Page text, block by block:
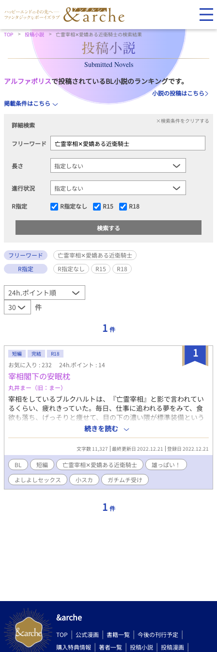
TOP 投稿小説 亡霊宰相✕愛嬌ある近衛騎士の検索結果
Submitted Novels
アルファポリスで投稿されているBL小説のランキングです。
小説の投稿はこちら
掲載条件はこちら
詳細検索
×検索条件をクリアする
フリーワード
長さ
進行状況
R指定 R指定なし R15 R18
フリーワード
亡霊宰相✕愛嬌ある近衛騎士
R指定
R指定なし R15 R18
件
1 件
1
短編 完結 R18
お気に入り : 232 24h.ポイント : 14
宰相閣下の安眠枕
丸井まー（旧：まー）
宰相をしているブルクハルトは、『亡霊宰相』と影で言われてい
るくらい、疲れきっていた。毎日、仕事に追われる夢をみて、食
欲も落ち、げっそりと痩せて、目の下の濃い隈が標準装備という
有様だった。そんなブルクハルトは、廊下でぶつかった近衛騎士
ディーターの胸筋に顔面から突っ込んだ途端、その胸筋のふかっ
とした柔らかさと謎の安心感に、ストンと寝落ちた。 亡霊宰相
（４０）✕愛嬌ある近衛騎士（２４）。 ※小スカあります！雄っ
ぱい！雄っぱい！よしよしセックス！！私が楽しいです！！ ※ム
ーンライトノベルズさんでも公開しております。
続きを読む
文字数 11,327 最終更新日 2022.12.21 登録日 2022.12.21
BL 短編 亡霊宰相✕愛嬌ある近衛騎士
雄っぱい！
よしよしセックス
小スカ ガチムチ受け
1 件
&arche
TOP 公式漫画 書籍一覧
今後の刊行予定
購入特典情報
著者一覧 投稿小説 投稿漫画